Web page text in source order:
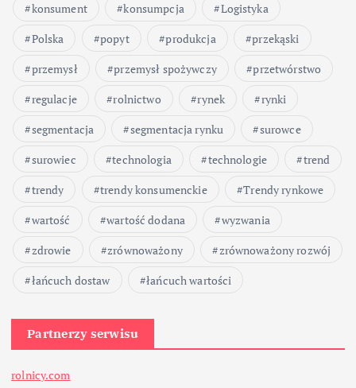
konsument
konsumpcja
Logistyka
Polska
popyt produkcja
przekąski
przemysł
przemysł spożywczy
przetwórstwo
regulacje
rolnictwo rynek
rynki
segmentacja
segmentacja rynku
surowce
surowiec
technologia technologie
trend
trendy
trendy konsumenckie
Trendy rynkowe
wartość
wartość dodana
wyzwania
zdrowie
zrównoważony
zrównoważony rozwój
łańcuch dostaw
łańcuch wartości
Partnerzy serwisu
rolnicy.com